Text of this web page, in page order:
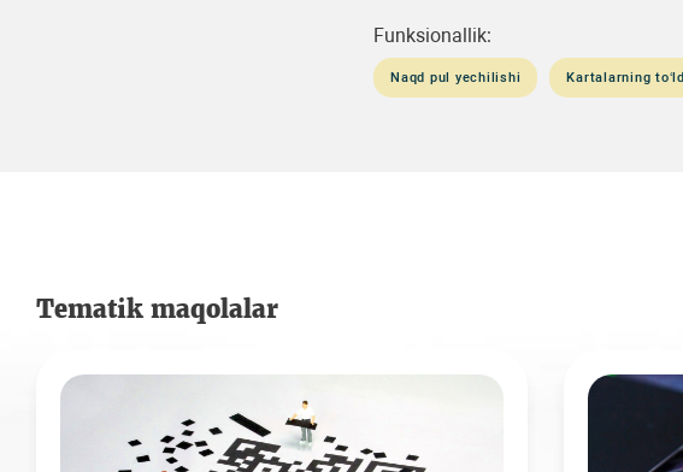
Funksionallik:
Naqd pul yechilishi Kartalarning
Tematik maqolalar